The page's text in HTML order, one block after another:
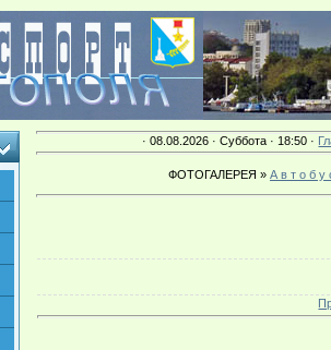
· 08.08.2026 · Суббота · 18:50 ·
ФОТОГАЛЕРЕЯ » А в т о б